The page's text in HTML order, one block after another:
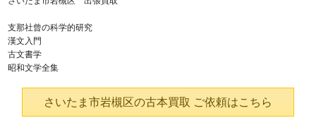
支那社曾の科学的研究
漢文入門
古文書学
昭和文学全集
さいたま市岩槻区の古本買取 ご依頼はこちら